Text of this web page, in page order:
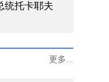
统托卡耶夫
更多...
》